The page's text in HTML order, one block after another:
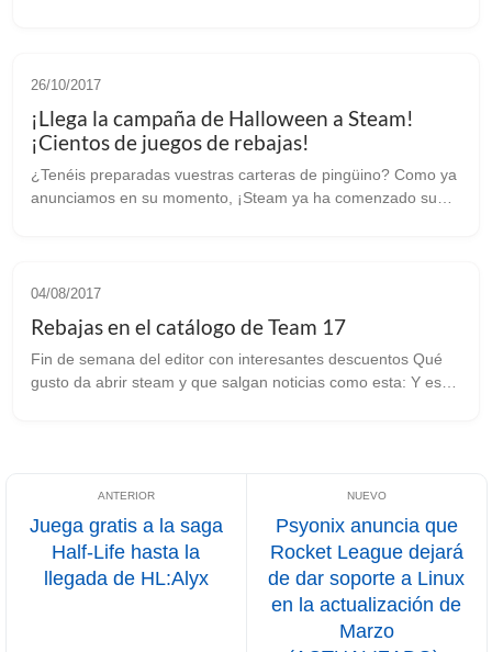
26/10/2017
¡Llega la campaña de Halloween a Steam!
¡Cientos de juegos de rebajas!
¿Tenéis preparadas vuestras carteras de pingüino? Como ya
anunciamos en su momento, ¡Steam ya ha comenzado su
04/08/2017
Rebajas en el catálogo de Team 17
Fin de semana del editor con interesantes descuentos Qué
gusto da abrir steam y que salgan noticias como esta: Y es
Juega gratis a la saga
Half-Life hasta la
llegada de HL:Alyx
Psyonix anuncia que
Rocket League dejará
de dar soporte a Linux
en la actualización de
Marzo